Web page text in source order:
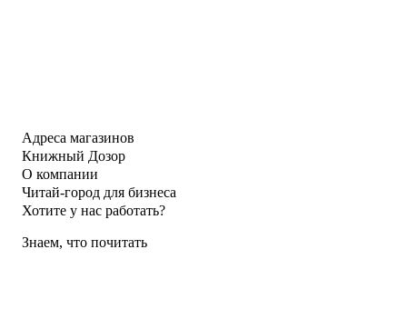
Адреса магазинов
Книжный Дозор
О компании
Читай-город для бизнеса
Хотите у нас работать?
Знаем, что почитать